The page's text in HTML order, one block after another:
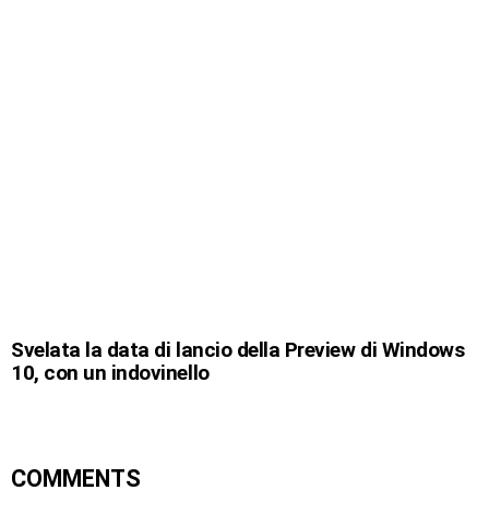
Svelata la data di lancio della Preview di Windows
10, con un indovinello
COMMENTS